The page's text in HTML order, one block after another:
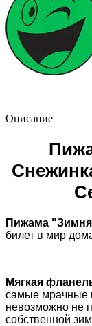
Описание
Пижама
билет в мир
Мягкая
самые мрачные
невозможно не
собственной